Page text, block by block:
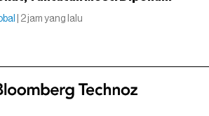
| 2 jam yang lalu